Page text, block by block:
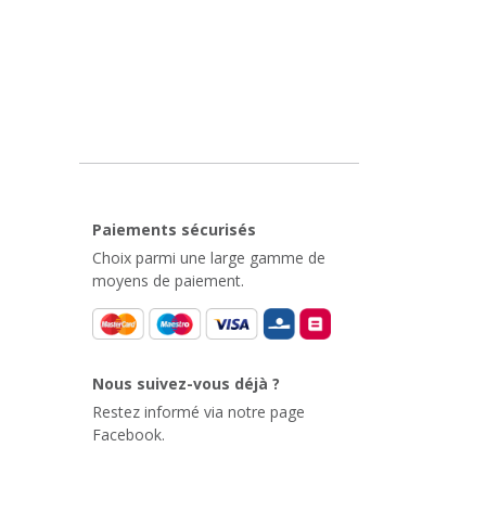
Paiements sécurisés
Choix parmi une large gamme de
moyens de paiement.
Nous suivez-vous déjà ?
Restez informé via notre page
Facebook.